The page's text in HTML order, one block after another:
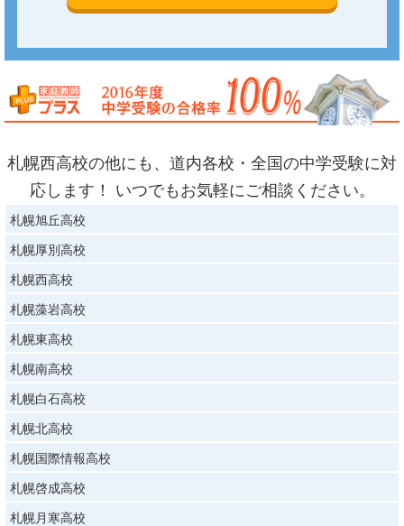
札幌西高校の他にも、道内各校・全国の中学受験に対
応します！ いつでもお気軽にご相談ください。
札幌旭丘高校
札幌厚別高校
札幌西高校
札幌藻岩高校
札幌東高校
札幌南高校
札幌白石高校
札幌北高校
札幌国際情報高校
札幌啓成高校
札幌月寒高校